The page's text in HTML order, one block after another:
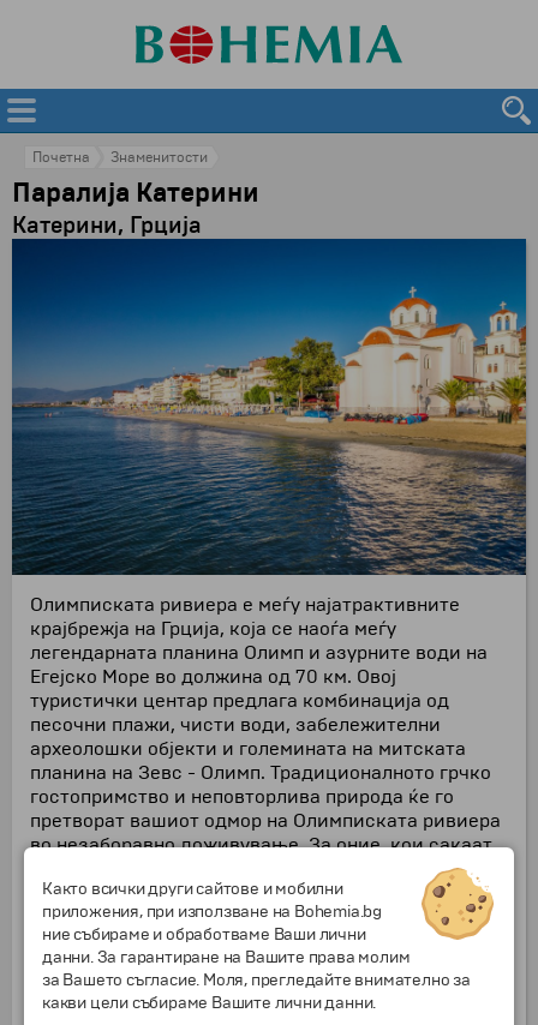
Почетна Знаменитости
Паралија Катерини
Катерини, Грција
Олимписката ривиера е меѓу најатрактивните
крајбрежја на Грција, која се наоѓа меѓу
легендарната планина Олимп и азурните води на
Егејско Море во должина од 70 км. Овој
туристички центар предлага комбинација од
песочни плажи, чисти води, забележителни
археолошки објекти и големината на митската
планина на Зевс - Олимп. Традиционалното грчко
гостопримство и неповторлива природа ќе го
претворат вашиот одмор на Олимписката ривиера
во незаборавно доживување. За оние, кои сакаат
да се опуштат и да се насладат на плажите,
морето и природата, за тие кои сакаат да се
забавуваат и за време на денот, и за време на
ноќта и затие, кои сакаат да посетат едни од
најголемите забележителности на Грција. Сето тоа
во еден одмор - Вашиот одмор на Олимписката
ривиера.
Както всички други сайтове и мобилни
приложения, при използване на Bohemia.bg
ние събираме и обработваме Ваши лични
данни. За гарантиране на Вашите права молим
за Вашето съгласие. Моля, прегледайте внимателно за
какви цели събираме Вашите лични данни.